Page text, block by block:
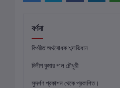
বর্ণনা
বিপরীত অর্থবোধক শব্দাভিধান
দিলীপ কুমার পাল চৌধুরী
সুদর্শণ প্রকাশন থেকে প্রকাশিত।